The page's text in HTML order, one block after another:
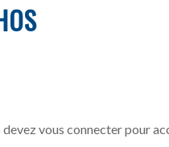
devez vous connecter pour